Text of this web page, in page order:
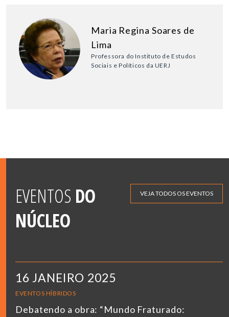
Maria Regina Soares de
Lima
Professora do Instituto de Estudos
Sociais e Políticos da UERJ
EVENTOS DO
NÚCLEO
VEJA TODOS OS EVENTOS
16 JANEIRO 2025
EVENTOS HÍBRIDOS
Debatendo a obra: “Mundo Fraturado: